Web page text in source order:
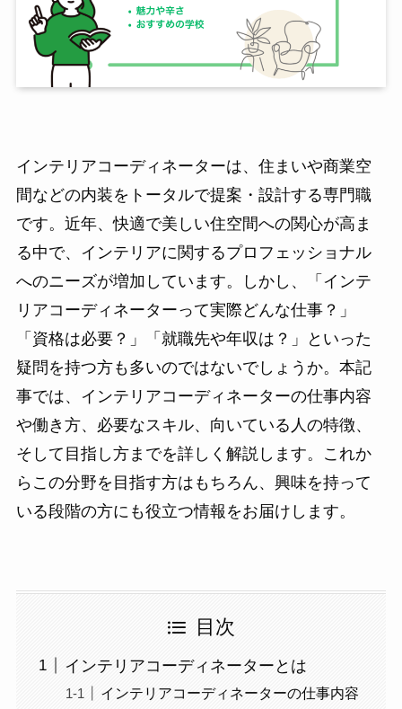
インテリアコーディネーターは、住まいや商業空
間などの内装をトータルで提案・設計する専門職
です。近年、快適で美しい住空間への関心が高ま
る中で、インテリアに関するプロフェッショナル
へのニーズが増加しています。しかし、「インテ
リアコーディネーターって実際どんな仕事？」
「資格は必要？」「就職先や年収は？」といった
疑問を持つ方も多いのではないでしょうか。本記
事では、インテリアコーディネーターの仕事内容
や働き方、必要なスキル、向いている人の特徴、
そして目指し方までを詳しく解説します。これか
らこの分野を目指す方はもちろん、興味を持って
いる段階の方にも役立つ情報をお届けします。
目次
インテリアコーディネーターとは
インテリアコーディネーターの仕事内容